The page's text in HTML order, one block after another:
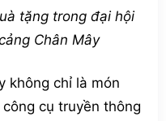
tặng trong đại hội
Chân Mây
không chỉ là món
cụ truyền thông